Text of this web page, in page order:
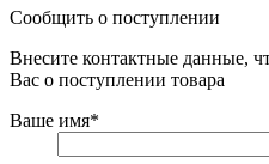
Сообщить о поступлении
Внесите контактные данные,
Вас о поступлении товара
Ваше имя*